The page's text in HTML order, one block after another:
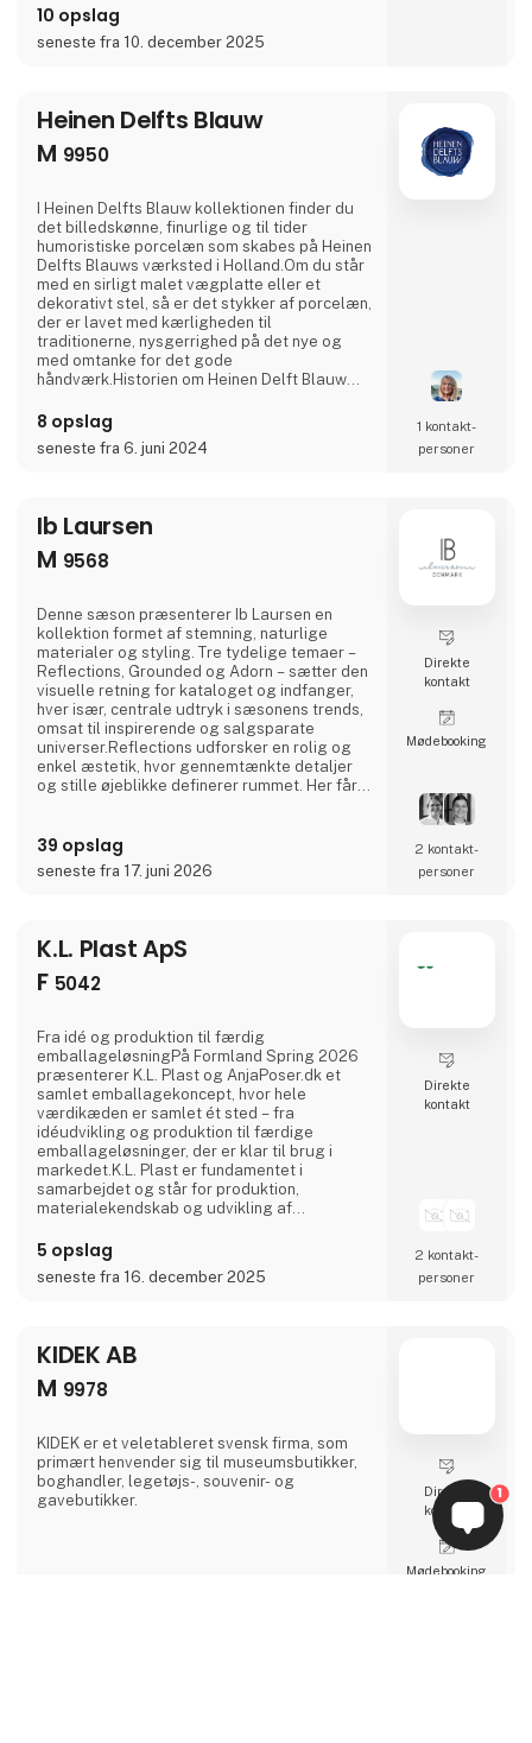
naturlig blomst, der bevarer sin tekstur, farve
og form – helt uden vand, sollys eller
vedligeholdelse.
10 opslag
seneste fra 10. december 2025
Heinen Delfts Blauw
M 9950
I Heinen Delfts Blauw kollektionen finder du
det billedskønne, finurlige og til tider
humoristiske porcelæn som skabes på Heinen
Delfts Blauws værksted i Holland.Om du står
med en sirligt malet vægplatte eller et
dekorativt stel, så er det stykker af porcelæn,
der er lavet med kærligheden til
traditionerne, nysgerrighed på det nye og
med omtanke for det gode
håndværk.Historien om Heinen Delft Blauw
virksomheden i et lille værksted i byen Putten,
Holland. Inspireret af den traditionelle
hollandske keramik, som har rødder tilbage til
8 opslag
seneste fra 6. juni 2024
1 kontakt­
personer
Ib Laursen
M 9568
Denne sæson præsenterer Ib Laursen en
kollektion formet af stemning, naturlige
materialer og styling. Tre tydelige temaer –
Reflections, Grounded og Adorn – sætter den
visuelle retning for kataloget og indfanger,
hver især, centrale udtryk i sæsonens trends,
omsat til inspirerende og salgsparate
universer.Reflections udforsker en rolig og
enkel æstetik, hvor gennemtænkte detaljer
og stille øjeblikke definerer rummet. Her får
varme og dybde i fokus. Naturlige teksturer
og jordnære toner skaber en
imødekommende ramme – et rum at falde til
39 opslag
seneste fra 17. juni 2026
Direkte
kontakt
Møde­booking
2 kontakt­
personer
K.L. Plast ApS
F 5042
Fra idé og produktion til færdig
emballageløsningPå Formland Spring 2026
præsenterer K.L. Plast og AnjaPoser.dk et
samlet emballagekoncept, hvor hele
værdikæden er samlet ét sted – fra
idéudvikling og produktion til færdige
emballageløsninger, der er klar til brug i
markedet.K.L. Plast er fundamentet i
samarbejdet og står for produktion,
materialekendskab og udvikling af
erfaring i branchen arbejder K.L. Plast med
både standardprodukter og specialløsninger,
hvor form, funktion og anvendelse tænkes
5 opslag
seneste fra 16. december 2025
Direkte
kontakt
2 kontakt­
personer
KIDEK AB
M 9978
KIDEK er et veletableret svensk firma, som
primært henvender sig til museumsbutikker,
boghandler, legetøjs-, souvenir- og
gavebutikker.
Direkte
kontakt
Møde­booking
1